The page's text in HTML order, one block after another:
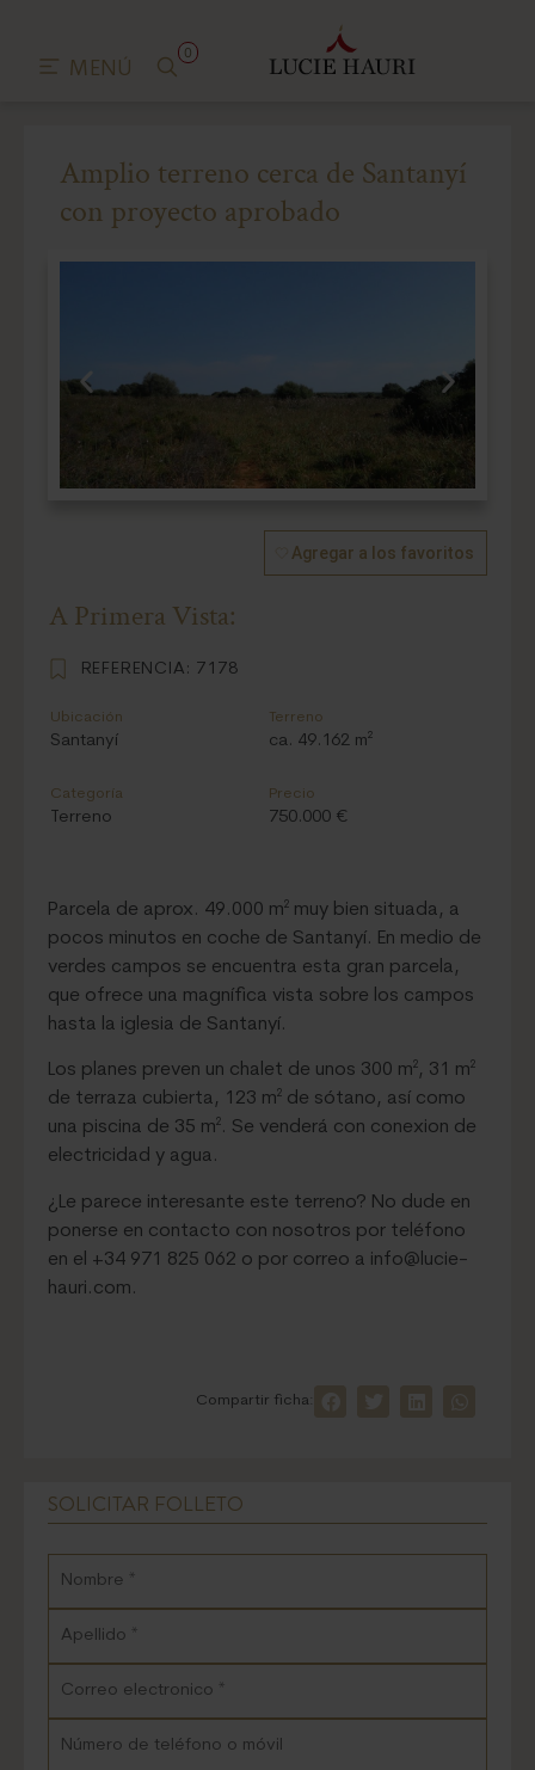
MENÚ
0
Amplio terreno cerca de Santanyí
con proyecto aprobado
Agregar a los favoritos
A Primera Vista:
REFERENCIA: 7178
Ubicación
Santanyí
Terreno
ca. 49.162 m²
Categoría
Terreno
Precio
750.000 €
Parcela de aprox. 49.000 m² muy bien situada, a
pocos minutos en coche de Santanyí. En medio de
verdes campos se encuentra esta gran parcela,
que ofrece una magnífica vista sobre los campos
hasta la iglesia de Santanyí.
Los planes preven un chalet de unos 300 m², 31 m²
de terraza cubierta, 123 m² de sótano, así como
una piscina de 35 m². Se venderá con conexion de
electricidad y agua.
¿Le parece interesante este terreno? No dude en
ponerse en contacto con nosotros por teléfono
en el +34 971 825 062 o por correo a info@lucie-
hauri.com.
Compartir ficha:
SOLICITAR FOLLETO